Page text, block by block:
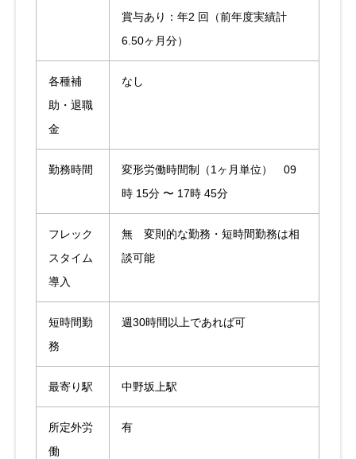
賞与あり：年2 回（前年度実績計
6.50ヶ月分）
各種補
助・退職
金
なし
勤務時間
変形労働時間制（1ヶ月単位） 09
時 15分 〜 17時 45分
フレック
スタイム
導入
無 変則的な勤務・短時間勤務は相
談可能
短時間勤
務
週30時間以上であれば可
最寄り駅 中野坂上駅
所定外労
働
有